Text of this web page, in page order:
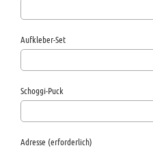
Aufkleber-Set
Schoggi-Puck
Adresse (erforderlich)